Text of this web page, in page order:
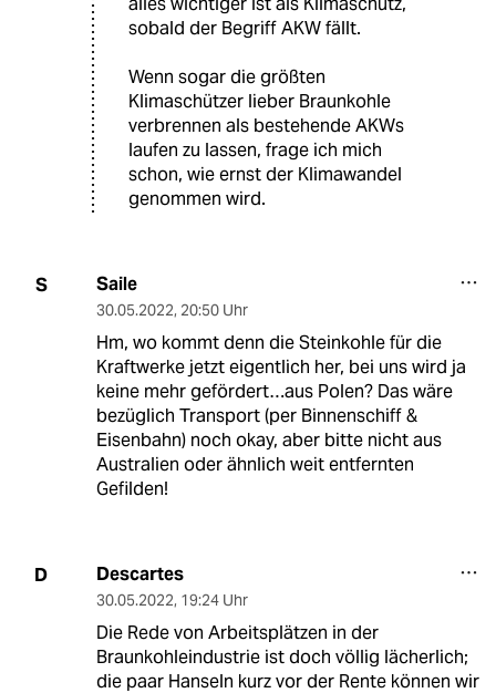
sobald der Begriff AKW fällt.
Wenn sogar die größten
Klimaschützer lieber Braunkohle
verbrennen als bestehende AKWs
laufen zu lassen, frage ich mich
schon, wie ernst der Klimawandel
genommen wird.
S Saile
30.05.2022, 20:50 Uhr
Hm, wo kommt denn die Steinkohle für die
Kraftwerke jetzt eigentlich her, bei uns wird ja
keine mehr gefördert…aus Polen? Das wäre
bezüglich Transport (per Binnenschiff &
Eisenbahn) noch okay, aber bitte nicht aus
Australien oder ähnlich weit entfernten
Gefilden!
D Descartes
30.05.2022, 19:24 Uhr
Die Rede von Arbeitsplätzen in der
Braunkohleindustrie ist doch völlig lächerlich;
die paar Hanseln kurz vor der Rente können wir